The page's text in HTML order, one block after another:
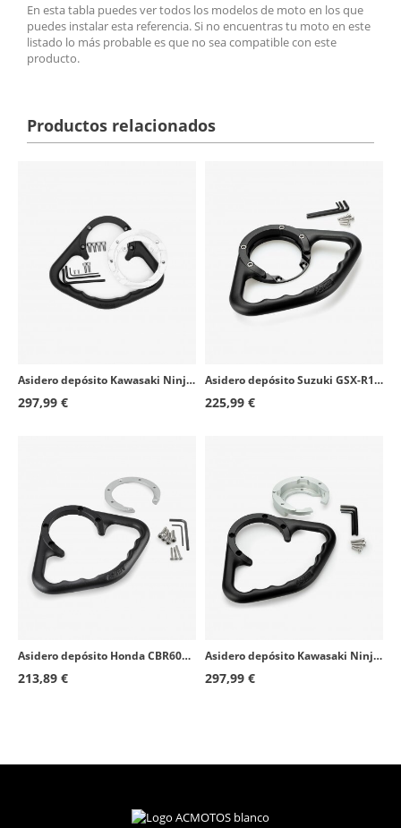
En esta tabla puedes ver todos los modelos de moto en los que
puedes instalar esta referencia. Si no encuentras tu moto en este
listado lo más probable es que no sea compatible con este
producto.
Productos relacionados
Asidero depósito Kawasaki Ninja 1000 SX/400/650/H2 SX, Z H2/Z400/Z650/Z900, ZX-6R Ninja Puig 3761N
297,99 €
Asidero depósito Suzuki GSX-R1300 Hayabusa (21-26) Puig 21974N
225,99 €
Asidero depósito Honda CBR600RR (12-16, 23-25) Puig 22401N
213,89 €
Asidero depósito Kawasaki Ninja 1100 SX/500/650/H2 SX, Z400/500/650/900, ZX-10R/4R/4RR/6R Puig 21975N
297,99 €